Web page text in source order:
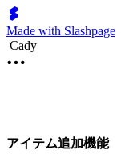
Made with Slashpage
Cady
アイテム追加機能